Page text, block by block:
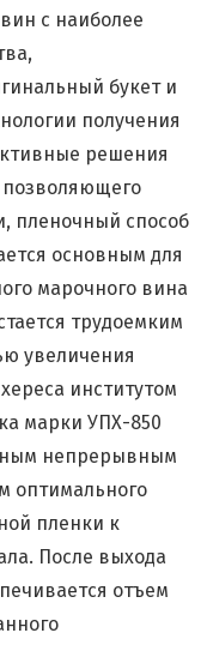
с наиболее
букет и
получения
решения
позволяющего
пленочный способ
основным для
марочного вина
трудоемким
увеличения
институтом
марки УПХ-850
непрерывным
оптимального
пленки к
После выхода
отъем